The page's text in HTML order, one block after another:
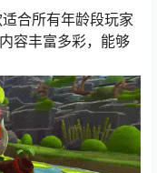
合所有年龄段玩家
容丰富多彩，能够